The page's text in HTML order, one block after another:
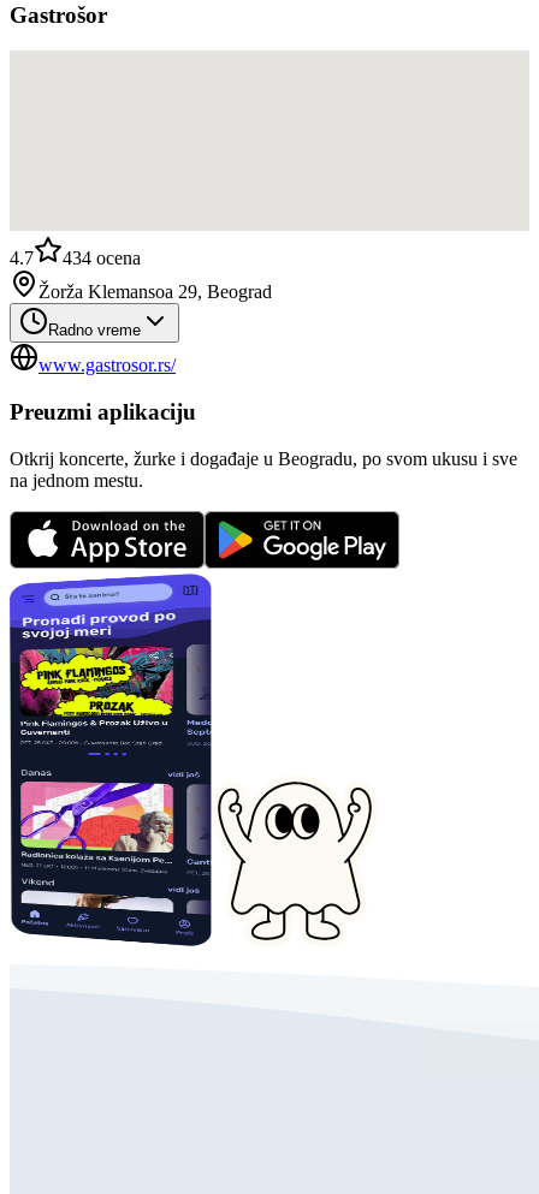
Gastrošor
4.7 434 ocena
Žorža Klemansoa 29, Beograd
Radno vreme
www.gastrosor.rs/
Preuzmi aplikaciju
Otkrij koncerte, žurke i događaje u Beogradu, po svom ukusu i sve
na jednom mestu.